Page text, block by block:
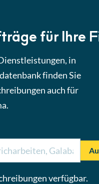
für Ihre
in
finden Sie
auch für
verfügbar.